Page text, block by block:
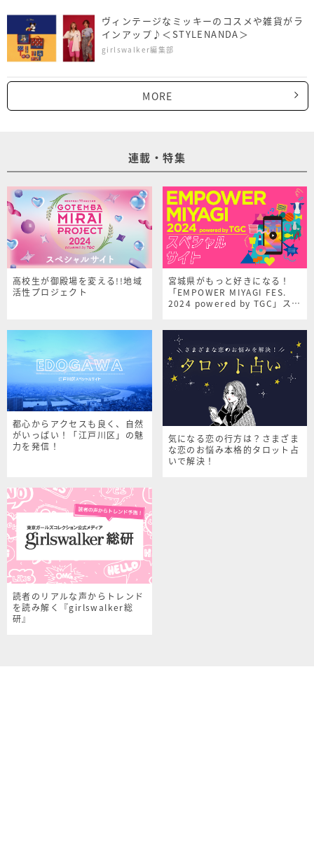
ヴィンテージなミッキーのコスメや雑貨がラ
インアップ♪＜STYLENANDA＞
girlswalker編集部
MORE
連載・特集
高校生が御殿場を変える!!地域
活性プロジェクト
宮城県がもっと好きになる！
「EMPOWER MIYAGI FES.
2024 powered by TGC」スペ
都心からアクセスも良く、自然
がいっぱい！「江戸川区」の魅
力を発信！
気になる恋の行方は？さまざま
な恋のお悩み本格的タロット占
いで解決！
読者のリアルな声からトレンド
を読み解く『girlswalker総
研』